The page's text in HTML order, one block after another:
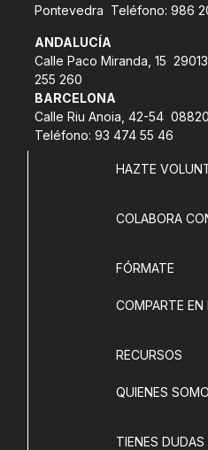
Pontevedra Teléfono: 986
ANDALUCÍA
Calle Paco Miranda, 15
255 260
BARCELONA
Calle Riu Anoia, 42-54
Teléfono: 93 474 55 46
HAZTE
COLABORA
FÓRMATE
COMPARTE EN
RECURSOS
QUIENES
TIENES DUDAS